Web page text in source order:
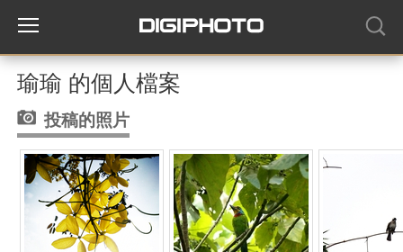
瑜瑜 的個人檔案
投稿的照片